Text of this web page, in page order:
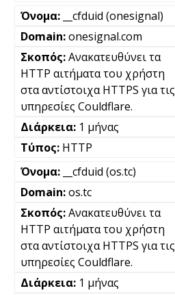
__cfduid (onesignal)
onesignal.com
Ανακατευθύνει τα
HTTP αιτήματα του χρήστη
στα αντίστοιχα HTTPS για τις
υπηρεσίες Couldflare.
1 μήνας
HTTP
__cfduid (os.tc)
os.tc
Ανακατευθύνει τα
HTTP αιτήματα του χρήστη
στα αντίστοιχα HTTPS για τις
υπηρεσίες Couldflare.
1 μήνας